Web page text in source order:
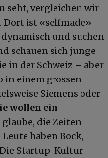
seht, vergleichen wir
Dort ist «selfmade»
und suchen
schauen sich junge
in der Schweiz – aber
in einem grossen
Siemens oder
wollen ein
glaube, die Zeiten
haben Bock,
Die Startup-Kultur